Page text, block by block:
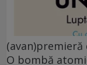
O bombă